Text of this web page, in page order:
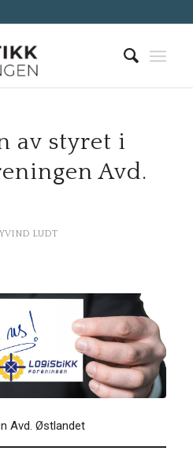
av styret i
Avd.
LUDT
Avd. Østlandet